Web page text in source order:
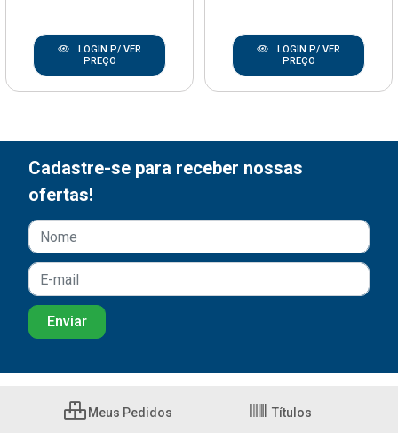
LOGIN P/ VER
PREÇO
LOGIN P/ VER
PREÇO
Cadastre-se para receber nossas
ofertas!
Meus Pedidos Títulos